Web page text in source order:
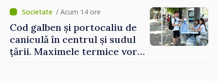
/ Acum 14 ore
Cod galben și portocaliu de
caniculă în centrul și sudul
țării. Maximele termice vor